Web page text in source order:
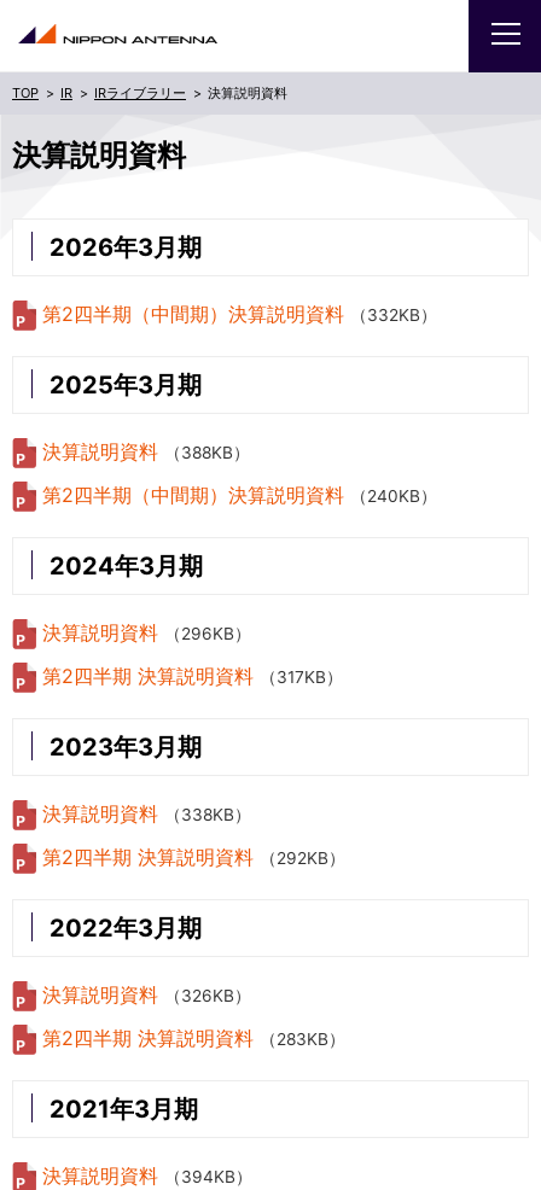
IR IRライブラリー 決算説明資料
決算説明資料
2026年3月期
第2四半期（中間期）決算説明資料 （332KB）
2025年3月期
決算説明資料 （388KB）
第2四半期（中間期）決算説明資料 （240KB）
2024年3月期
決算説明資料 （296KB）
第2四半期 決算説明資料 （317KB）
2023年3月期
決算説明資料 （338KB）
第2四半期 決算説明資料 （292KB）
2022年3月期
決算説明資料 （326KB）
第2四半期 決算説明資料 （283KB）
2021年3月期
決算説明資料 （394KB）
商品・サービス
サイトマップ